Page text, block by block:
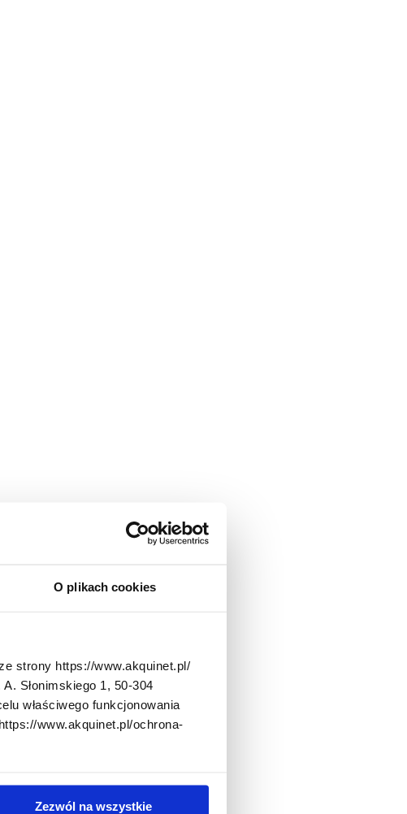
O plikach cookies
strony https://www.akquinet.pl/
Słonimskiego 1, 50-304
właściwego funkcjonowania
www.akquinet.pl/ochrona-
Zezwól na wszystkie